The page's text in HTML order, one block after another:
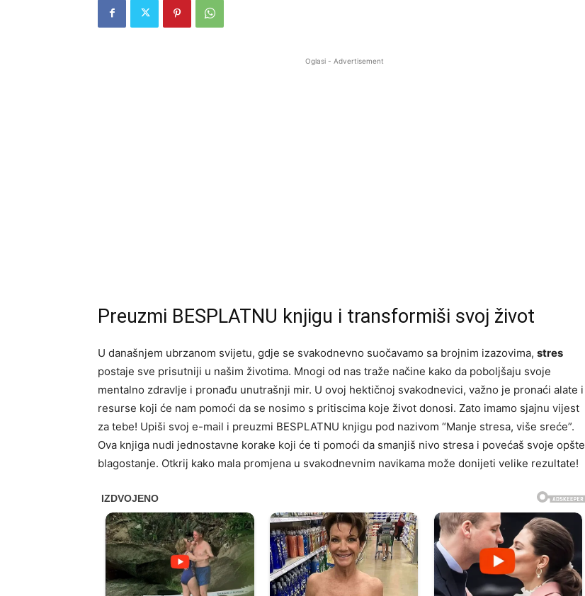
Oglasi - Advertisement
Preuzmi BESPLATNU knjigu i transformiši svoj život
U današnjem ubrzanom svijetu, gdje se svakodnevno suočavamo sa brojnim izazovima, stres
postaje sve prisutniji u našim životima. Mnogi od nas traže načine kako da poboljšaju svoje
mentalno zdravlje i pronađu unutrašnji mir. U ovoj hektičnoj svakodnevici, važno je pronaći alate i
resurse koji će nam pomoći da se nosimo s pritiscima koje život donosi. Zato imamo sjajnu vijest
za tebe! Upiši svoj e-mail i preuzmi BESPLATNU knjigu pod nazivom “Manje stresa, više sreće”.
Ova knjiga nudi jednostavne korake koji će ti pomoći da smanjiš nivo stresa i povećaš svoje opšte
blagostanje. Otkrij kako mala promjena u svakodnevnim navikama može donijeti velike rezultate!